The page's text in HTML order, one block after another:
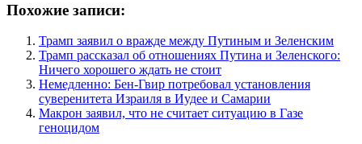
Похожие записи:
Трамп заявил о вражде между Путиным и Зеленским
Трамп рассказал об отношениях Путина и Зеленского:
Ничего хорошего ждать не стоит
Немедленно: Бен-Гвир потребовал установления
суверенитета Израиля в Иудее и Самарии
Макрон заявил, что не считает ситуацию в Газе
геноцидом